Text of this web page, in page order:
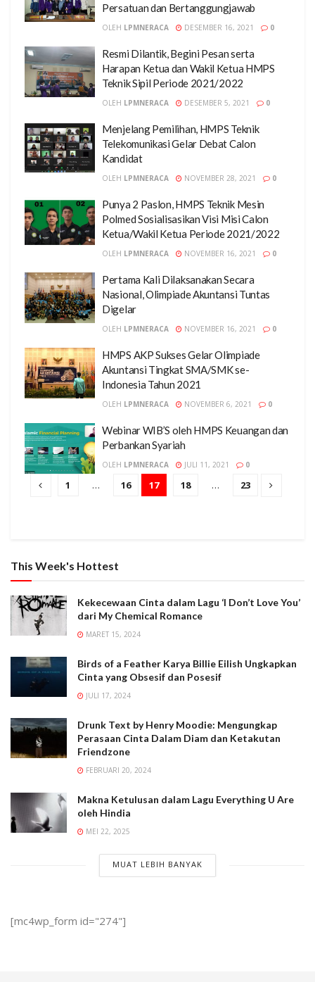
Persatuan dan Bertanggungjawab
OLEH LPMNERACA DESEMBER 16, 2021 0
Resmi Dilantik, Begini Pesan serta
Harapan Ketua dan Wakil Ketua HMPS
Teknik Sipil Periode 2021/2022
OLEH LPMNERACA DESEMBER 5, 2021 0
Menjelang Pemilihan, HMPS Teknik
Telekomunikasi Gelar Debat Calon
Kandidat
OLEH LPMNERACA NOVEMBER 28, 2021 0
Punya 2 Paslon, HMPS Teknik Mesin
Polmed Sosialisasikan Visi Misi Calon
Ketua/Wakil Ketua Periode 2021/2022
OLEH LPMNERACA NOVEMBER 16, 2021 0
Pertama Kali Dilaksanakan Secara
Nasional, Olimpiade Akuntansi Tuntas
Digelar
OLEH LPMNERACA NOVEMBER 16, 2021 0
HMPS AKP Sukses Gelar Olimpiade
Akuntansi Tingkat SMA/SMK se-
Indonesia Tahun 2021
OLEH LPMNERACA NOVEMBER 6, 2021 0
Webinar WIB’S oleh HMPS Keuangan dan
Perbankan Syariah
OLEH LPMNERACA JULI 11, 2021 0
1 … 16 17 18 … 23
This Week's Hottest
Kekecewaan Cinta dalam Lagu ‘I Don’t Love You’
dari My Chemical Romance
MARET 15, 2024
Birds of a Feather Karya Billie Eilish Ungkapkan
Cinta yang Obsesif dan Posesif
JULI 17, 2024
Drunk Text by Henry Moodie: Mengungkap
Perasaan Cinta Dalam Diam dan Ketakutan
Friendzone
FEBRUARI 20, 2024
Makna Ketulusan dalam Lagu Everything U Are
oleh Hindia
MEI 22, 2025
MUAT LEBIH BANYAK
[mc4wp_form id="274"]